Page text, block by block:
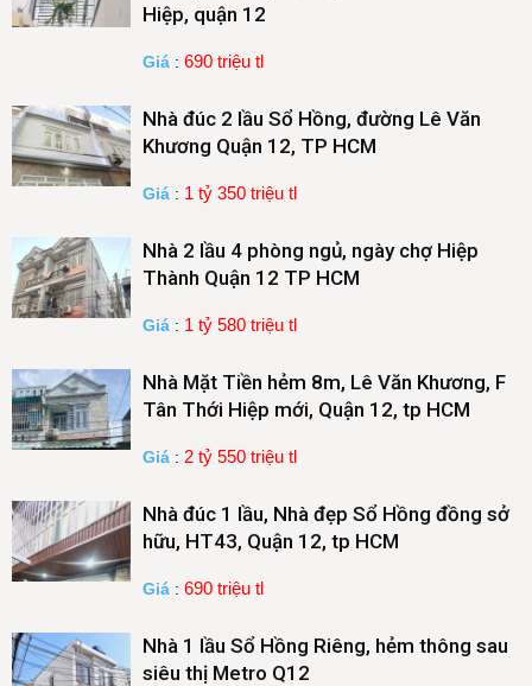
Hiệp, quận 12
Giá : 690 triệu tl
Nhà đúc 2 lầu Sổ Hồng, đường Lê Văn
Khương Quận 12, TP HCM
Giá : 1 tỷ 350 triệu tl
Nhà 2 lầu 4 phòng ngủ, ngày chợ Hiệp
Thành Quận 12 TP HCM
Giá : 1 tỷ 580 triệu tl
Nhà Mặt Tiền hẻm 8m, Lê Văn Khương, F
Tân Thới Hiệp mới, Quận 12, tp HCM
Giá : 2 tỷ 550 triệu tl
Nhà đúc 1 lầu, Nhà đẹp Sổ Hồng đồng sở
hữu, HT43, Quận 12, tp HCM
Giá : 690 triệu tl
Nhà 1 lầu Sổ Hồng Riêng, hẻm thông sau
siêu thị Metro Q12